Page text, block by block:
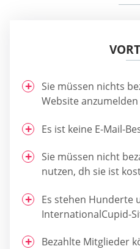
Sie müssen nichts
Website anzumelden
Es ist keine E-Mail-
Sie müssen nicht
nutzen, dh sie ist
Es stehen Hunderte
InternationalCupid-
Bezahlte Mitglieder